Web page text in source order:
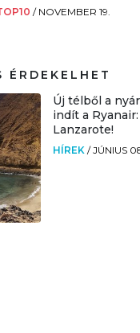
/ NOVEMBER 19.
Új télből a
indít a
Lanzarote!
HÍREK /JÚNIUS